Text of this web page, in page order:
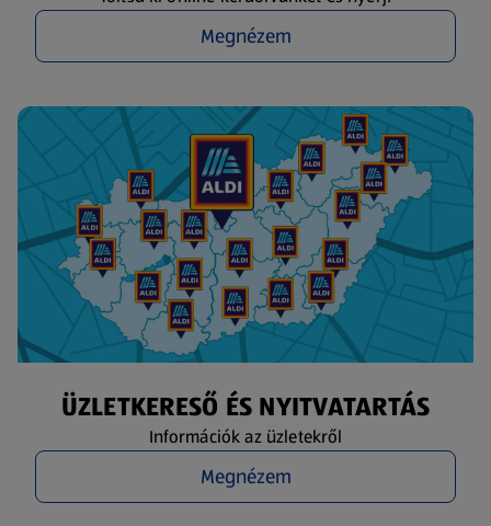
Megnézem
ÜZLETKERESŐ ÉS NYITVATARTÁS
Információk az üzletekről
Megnézem